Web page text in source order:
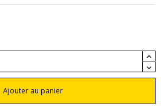
Ajouter au panier